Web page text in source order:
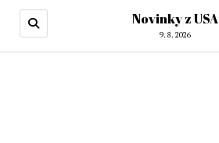
Novinky z USA
9. 8. 2026